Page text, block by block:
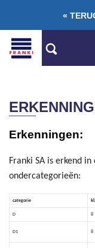
«
Erkenningen:
Franki SA is erkend
ondercategorieën:
categorie
D 8
D1 8